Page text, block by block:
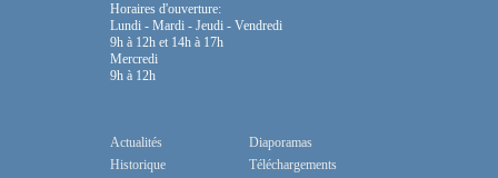
Horaires d'ouverture:
Lundi - Mardi - Jeudi - Vendredi
9h à 12h et 14h à 17h
Mercredi
9h à 12h
Actualités
Historique
Diaporamas
Téléchargements